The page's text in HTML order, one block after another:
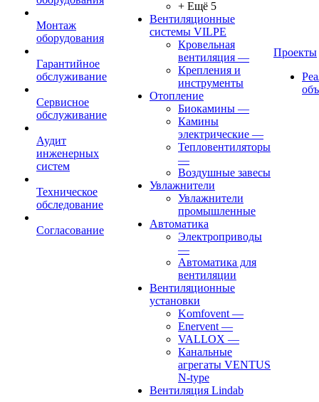
Монтаж
оборудования
Гарантийное
обслуживание
Сервисное
обслуживание
Аудит
инженерных
систем
Техническое
обследование
Согласование
+ Ещё 5
Вентиляционные
системы VILPE
Кровельная
вентиляция —
Крепления и
инструменты
Отопление
Биокамины —
Камины
электрические —
Тепловентиляторы
—
Воздушные завесы
Увлажнители
Увлажнители
промышленные
Автоматика
Электроприводы
—
Автоматика для
вентиляции
Вентиляционные
установки
Komfovent —
Enervent —
VALLOX —
Канальные
агрегаты VENTUS
N-type
Вентиляция Lindab
Проекты